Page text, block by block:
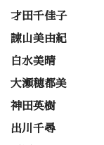
才田千佳子
諌山美由紀
白水美晴
大瀬穂都美
神田英樹
出川千尋